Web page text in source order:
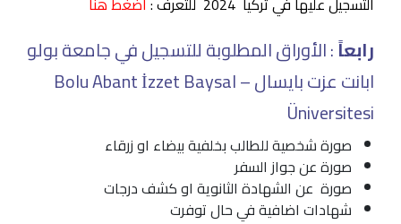
رابعاً: الأوراق المطلوبة للتسجيل في جامعة بولو
ابانت عزت بايسال – Bolu Abant İzzet Baysal
Üniversitesi
صورة شخصية للطالب بخلفية بيضاء او زرقاء
صورة عن جواز السفر
صورة عن الشهادة الثانوية او كشف درجات
شهادات اضافية في حال توفرت